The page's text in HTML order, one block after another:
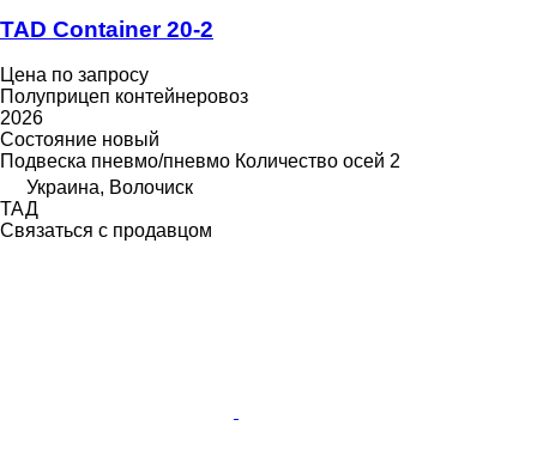
TAD Container 20-2
Цена по запросу
Полуприцеп контейнеровоз
2026
Состояние новый
Подвеска пневмо/пневмо Количество осей 2
Украина, Волочиск
ТАД
Связаться с продавцом